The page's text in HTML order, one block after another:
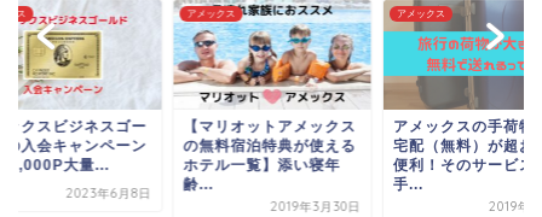
クス
ックスビジネスゴー
の入会キャンペーン
大量...
2023年6月8日
アメックス
【マリオットアメックス
の無料宿泊特典が使える
ホテル一覧】添い寝年
齢...
2019年3月30日
アメックス
アメックスの手荷物
宅配（無料）が超お
便利！そのサービス
手...
2019年1